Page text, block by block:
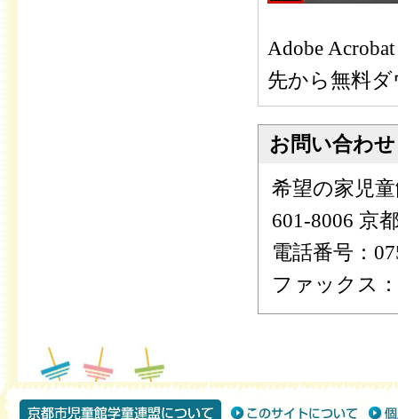
Adobe
先から無料
お問い合わせ
希望の家児
601-8006 京
電話番号：
ファックス